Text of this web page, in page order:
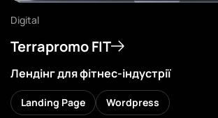
Дивитись
Digital
Terrapromo FIT
Лендінг для фітнес-індустрії
Landing Page Wordpress